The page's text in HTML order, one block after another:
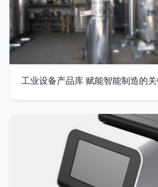
工业设备产品库 赋能智能制造的